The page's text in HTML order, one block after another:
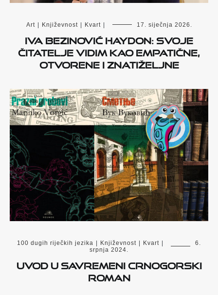
Art | Književnost | Kvart | 17. siječnja 2026.
Iva Bezinović Haydon: Svoje
čitatelje vidim kao empatične,
otvorene i znatiželjne
100 dugih riječkih jezika | Književnost | Kvart |
6.
srpnja 2024.
UVOD U SAVREMENI CRNOGORSKI
ROMAN